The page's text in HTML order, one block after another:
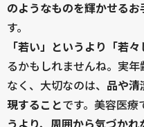
のようなものを輝かせるお
す。
「若い」というより「若々
るかもしれませんね。実
なく、大切なのは、 品や清
現すること です。美容医療
うより、周囲から気づか